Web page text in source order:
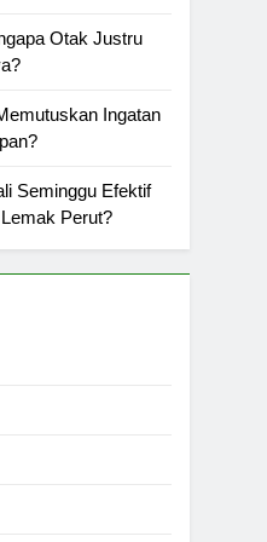
Otak Justru
Ingatan
Seminggu Efektif
Perut?